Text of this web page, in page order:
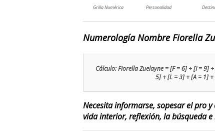
Numerología Nombre Fiorella
Cálculo: Fiorella Zuelayne = [F = 6] + [I = 9]
5] + [L = 3] + [A = 1]
Necesita informarse, sopesar el pro
vida interior, reflexión, la búsqueda e